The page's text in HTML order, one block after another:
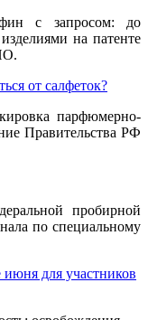
с запросом: до
на патенте
от салфеток?
парфюмерно-
Правительства РФ
пробирной
по специальному
июня для участников